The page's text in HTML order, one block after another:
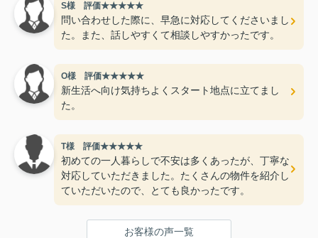
S様 評価★★★★★
問い合わせした際に、早急に対応してくださいまし
た。また、話しやすくて相談しやすかったです。
O様 評価★★★★★
新生活へ向け気持ちよくスタート地点に立てまし
た。
T様 評価★★★★★
初めての一人暮らしで不安は多くあったが、丁寧な
対応していただきました。たくさんの物件を紹介し
ていただいたので、とても良かったです。
お客様の声一覧